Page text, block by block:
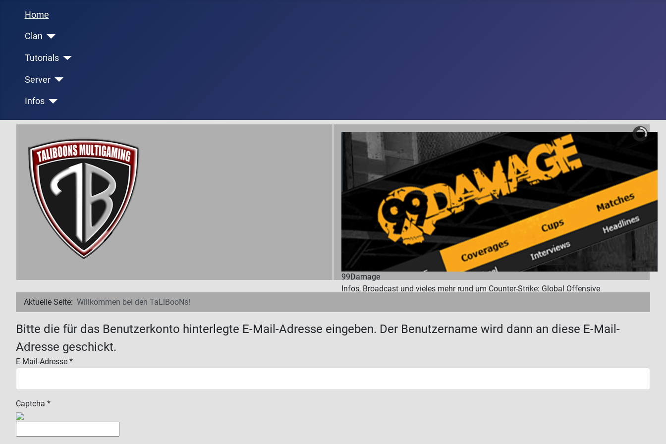
Home
Clan
Tutorials
Server
Infos
99Damage
Infos, Broadcast und vieles mehr rund um Counter-Strike: Global Offensive
Aktuelle Seite: Willkommen bei den TaLiBooNs!
Bitte die für das Benutzerkonto hinterlegte E-Mail-Adresse eingeben. Der Benutzername wird dann an diese E-Mail-
Adresse geschickt.
E-Mail-Adresse *
Captcha *